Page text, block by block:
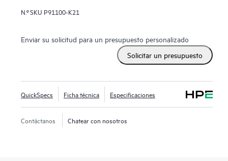
N.º SKU P91100-K21
Enviar su solicitud para un presupuesto personalizado
Solicitar un presupuesto
QuickSpecs Ficha técnica Especificaciones
Contáctanos Chatear con nosotros